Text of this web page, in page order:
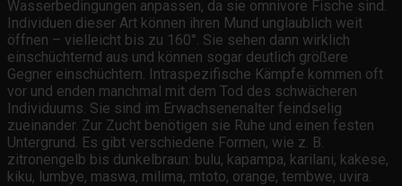
Wasserbedingungen anpassen, da sie omnivore Fische sind.
Individuen dieser Art können ihren Mund unglaublich weit
öffnen – vielleicht bis zu 160°. Sie sehen dann wirklich
einschüchternd aus und können sogar deutlich größere
Gegner einschüchtern. Intraspezifische Kämpfe kommen oft
vor und enden manchmal mit dem Tod des schwächeren
Individuums. Sie sind im Erwachsenenalter feindselig
zueinander. Zur Zucht benötigen sie Ruhe und einen festen
Untergrund. Es gibt verschiedene Formen, wie z. B.
zitronengelb bis dunkelbraun: bulu, kapampa, karilani, kakese,
kiku, lumbye, maswa, milima, mtoto, orange, tembwe, uvira.